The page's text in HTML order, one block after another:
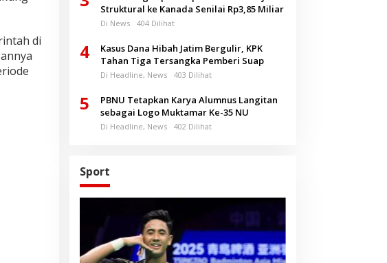
di
Struktural ke Kanada Senilai Rp3,85 Miliar
Di News 404 Dilihat
4
Kasus Dana Hibah Jatim Bergulir, KPK
Tahan Tiga Tersangka Pemberi Suap
Di Headline, News 403 Dilihat
5
PBNU Tetapkan Karya Alumnus Langitan
sebagai Logo Muktamar Ke-35 NU
Di Headline, News 402 Dilihat
Sport